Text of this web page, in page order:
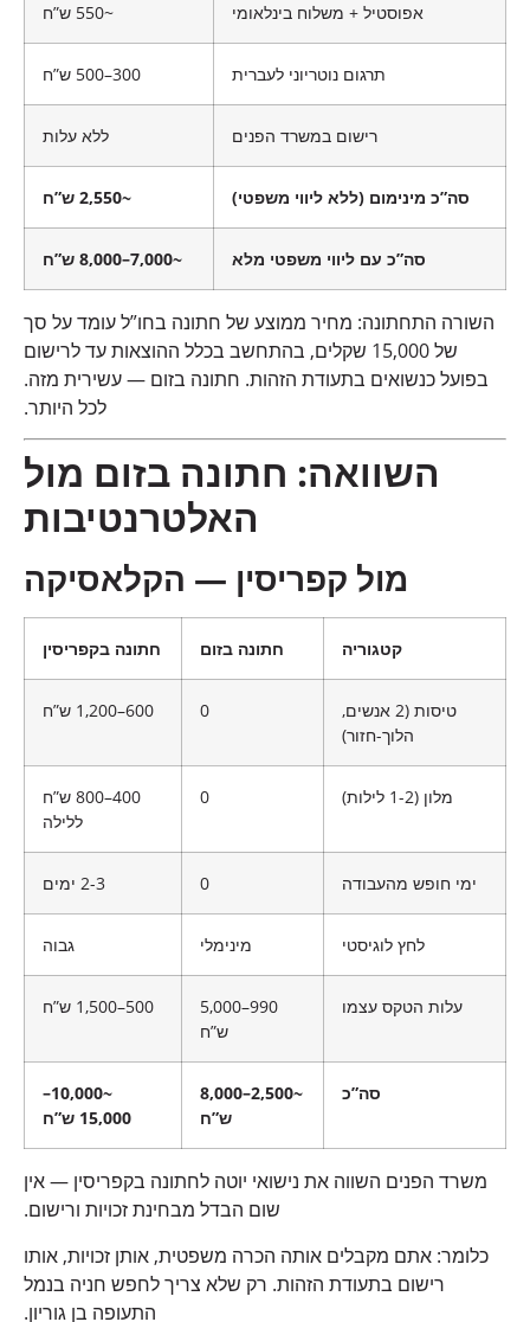
אפוסטיל + משלוח בינלאומי
תרגום נוטריוני לעברית 300–500 ש”ח
רישום במשרד הפנים ללא עלות
סה”כ מינימום (ללא ליווי משפטי)
סה”כ עם ליווי משפטי מלא
השורה התחתונה: מחיר ממוצע של חתונה בחו”ל עומד על סך
של 15,000 שקלים, בהתחשב בכלל ההוצאות עד לרישום
בפועל כנשואים בתעודת הזהות. חתונה בזום — עשירית מזה.
לכל היותר.
השוואה: חתונה בזום מול
האלטרנטיבות
מול קפריסין — הקלאסיקה
קטגוריה חתונה בזום חתונה בקפריסין
טיסות (2 אנשים,
הלוך-חזור)
600–1,200 ש”ח
מלון (1-2 לילות)
400–800 ש”ח
ללילה
ימי חופש מהעבודה 2-3 ימים
לחץ לוגיסטי מינימלי גבוה
עלות הטקס עצמו
990–5,000
ש”ח
500–1,500 ש”ח
סה”כ
~2,500–8,000
ש”ח
~10,000–
15,000 ש”ח
משרד הפנים השווה את נישואי יוטה לחתונה בקפריסין — אין
שום הבדל מבחינת זכויות ורישום.
כלומר: אתם מקבלים אותה הכרה משפטית, אותן זכויות, אותו
רישום בתעודת הזהות. רק שלא צריך לחפש חניה בנמל
התעופה בן גוריון.